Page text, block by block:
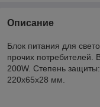
Описание
Блок питания для
прочих потребителей.
200W. Степень
220x65x28 мм.